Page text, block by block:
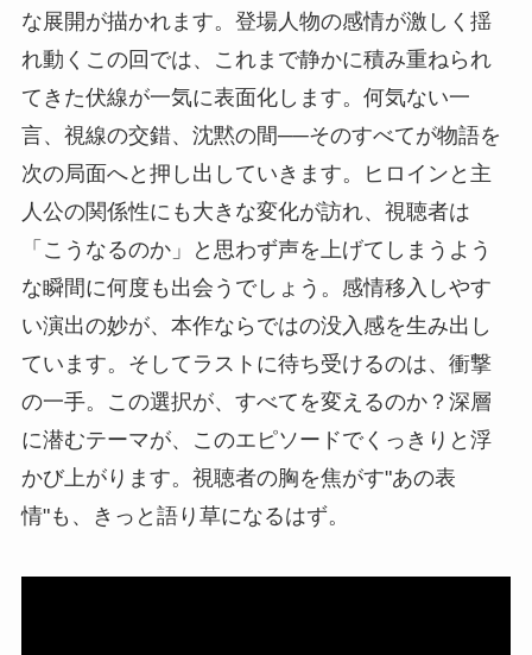
な展開が描かれます。登場人物の感情が激しく揺
れ動くこの回では、これまで静かに積み重ねられ
てきた伏線が一気に表面化します。何気ない一
言、視線の交錯、沈黙の間──そのすべてが物語を
次の局面へと押し出していきます。ヒロインと主
人公の関係性にも大きな変化が訪れ、視聴者は
「こうなるのか」と思わず声を上げてしまうよう
な瞬間に何度も出会うでしょう。感情移入しやす
い演出の妙が、本作ならではの没入感を生み出し
ています。そしてラストに待ち受けるのは、衝撃
の一手。この選択が、すべてを変えるのか？深層
に潜むテーマが、このエピソードでくっきりと浮
かび上がります。視聴者の胸を焦がす"あの表
情"も、きっと語り草になるはず。